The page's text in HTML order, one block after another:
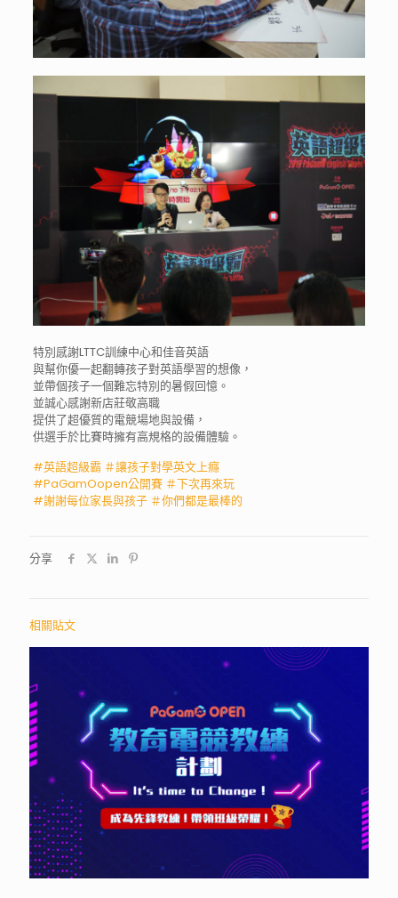
特別感謝LTTC訓練中心和佳音英語
與幫你優一起翻轉孩子對英語學習的想像，
並帶個孩子一個難忘特別的暑假回憶。
並誠心感謝新店莊敬高職
提供了超優質的電競場地與設備，
供選手於比賽時擁有高規格的設備體驗。
#英語超級霸 ＃讓孩子對學英文上癮
#PaGamOopen公開賽 ＃下次再來玩
#謝謝每位家長與孩子 ＃你們都是最棒的
分享
相關貼文